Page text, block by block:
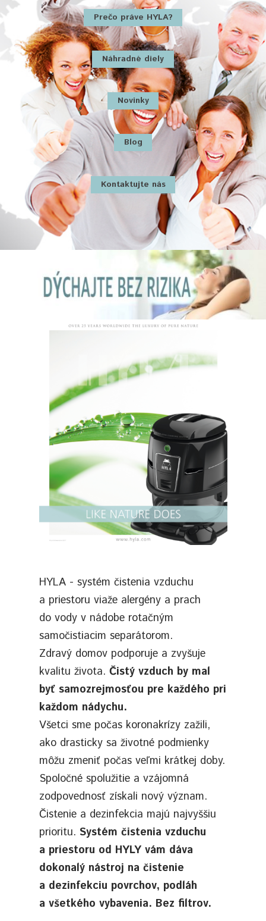
Prečo práve HYLA?
Náhradné diely
Novinky
Blog
Kontaktujte nás
HYLA - systém čistenia vzduchu
a priestoru viaže alergény a prach
do vody v nádobe rotačným
samočistiacim separátorom.
Zdravý domov podporuje a zvyšuje
kvalitu života. Čistý vzduch by mal
byť samozrejmosťou pre každého pri
každom nádychu.
Všetci sme počas koronakrízy zažili,
ako drasticky sa životné podmienky
môžu zmeniť počas veľmi krátkej doby.
Spoločné spolužitie a vzájomná
zodpovednosť získali nový význam.
Čistenie a dezinfekcia majú najvyššiu
prioritu. Systém čistenia vzduchu
a priestoru od HYLY vám dáva
dokonalý nástroj na čistenie
a dezinfekciu povrchov, podláh
a všetkého vybavenia. Bez filtrov.